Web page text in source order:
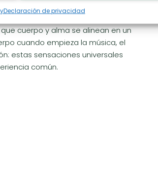
Declaración de privacidad
curiosos. Tanto si tomas
puntuales, lo importante
cuerpo y alma se alinean en un
cuando empieza la música, el
estas sensaciones universales
común.